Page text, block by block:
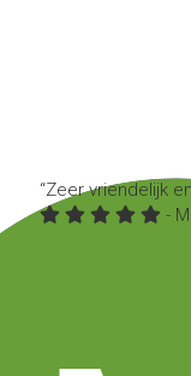
Zeer vriendelijk
-